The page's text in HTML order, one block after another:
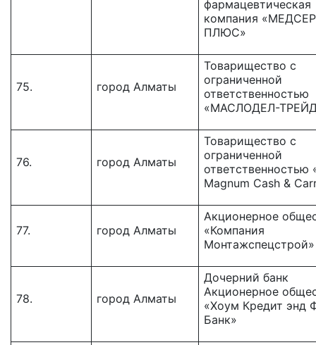
фармацевтическая
компания
ПЛЮС»
75. город Алматы
Товарищество с
ограниченной
ответственностью
«МАСЛОДЕЛ-
76. город Алматы
Товарищество c
ограниченной
ответственностью
Magnum Cash &
77. город Алматы
Акционерное
«Компания
Монтажспецстрой»
78. город Алматы
Дочерний банк
Акционерное
«Хоум Кредит энд
Банк»